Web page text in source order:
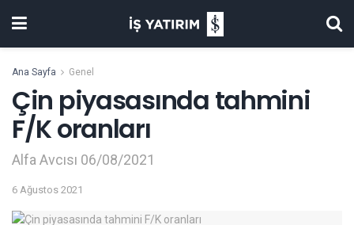
Ana Sayfa Genel
Çin piyasasında tahmini
F/K oranları
Alfa Avcısı 06/08/2021
6 Ağustos 2021